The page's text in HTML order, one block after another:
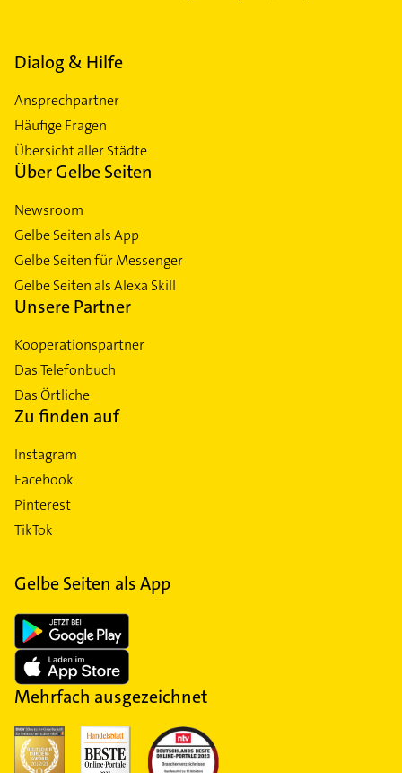
Dialog & Hilfe
Ansprechpartner
Häufige Fragen
Übersicht aller Städte
Über Gelbe Seiten
Newsroom
Gelbe Seiten als App
Gelbe Seiten für Messenger
Gelbe Seiten als Alexa Skill
Unsere Partner
Kooperationspartner
Das Telefonbuch
Das Örtliche
Zu finden auf
Instagram
Facebook
Pinterest
TikTok
Gelbe Seiten als App
Mehrfach ausgezeichnet